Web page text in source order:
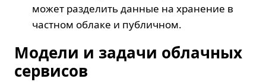
может разделить данные на хранение в
частном облаке и публичном.
Модели и задачи облачных
сервисов